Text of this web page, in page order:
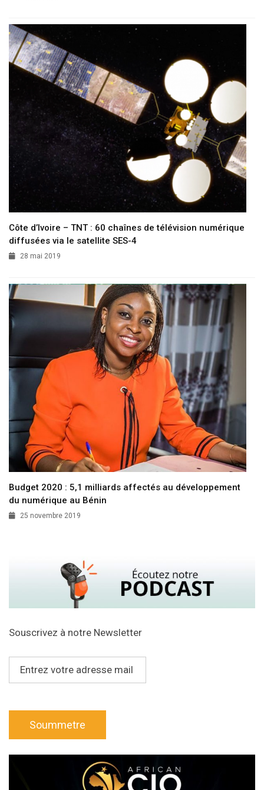
Côte d’Ivoire – TNT : 60 chaînes de télévision numérique
diffusées via le satellite SES-4
28 mai 2019
Budget 2020 : 5,1 milliards affectés au développement
du numérique au Bénin
25 novembre 2019
Souscrivez à notre Newsletter